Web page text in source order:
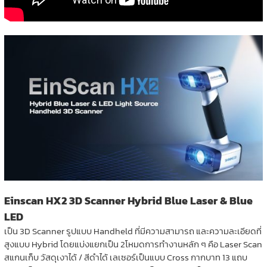
Einscan HX2 3D Scanner Hybrid Blue Laser & Blue
LED
เป็น 3D Scanner รูปแบบ Handheld ที่มีความสามารถ และความละเอียดที่
สูงแบบ Hybrid โดยแบ่งแยกเป็น 2โหมดการทำงานหลัก ๆ คือ Laser Scan
สแกนเก็บ วัสดุเงาได้ / สีดำได้ เลเซอร์เป็นแบบ Cross กากบาท 13 แถบ